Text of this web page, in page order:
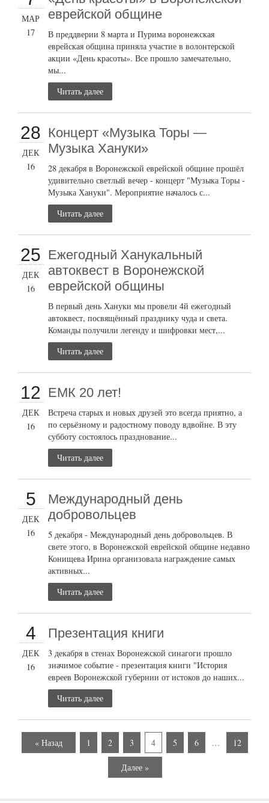
МАР
17
еврейской общине
В преддверии 8 марта и Пурима воронежская
еврейская община приняла участие в волонтерской
акции «День красоты». Все прошло замечательно,
мы...
Читать далее
28
ДЕК
16
Концерт «Музыка Торы —
Музыка Хануки»
28 декабря в Воронежской еврейской общине прошёл
удивительно светлый вечер - концерт "Музыка Торы -
Музыка Хануки". Мероприятие началось с...
Читать далее
25
ДЕК
16
Ежегодный Ханукальный
автоквест в Воронежской
еврейской общины
В первый день Хануки мы провели 4й ежегодный
автоквест, посвящённый празднику чуда и света.
Команды получили легенду и шифровки мест,...
Читать далее
12
ДЕК
16
ЕМК 20 лет!
Встреча старых и новых друзей это всегда приятно, а
по серьёзному и радостному поводу вдвойне. В эту
субботу состоялось празднование...
Читать далее
5
ДЕК
16
Международный день
добровольцев
5 декабря - Международный день добровольцев. В
свете этого, в Воронежской еврейской общине недавно
Конищева Ирина организовала награждение самых
активных...
Читать далее
4
ДЕК
16
Презентация книги
3 декабря в стенах Воронежской синагоги прошло
значимое событие - презентация книги "История
евреев Воронежской губернии от истоков до наших...
Читать далее
« Назад 1 2 3 4 5 6 … 12
Далее »